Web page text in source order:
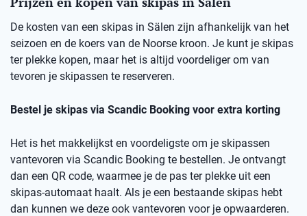
De kosten van een skipas in Sälen zijn afhankelijk van het
seizoen en de koers van de Noorse kroon. Je kunt je skipas
ter plekke kopen, maar het is altijd voordeliger om van
tevoren je skipassen te reserveren.
Bestel je skipas via Scandic Booking voor extra korting
Het is het makkelijkst en voordeligste om je skipassen
vantevoren via Scandic Booking te bestellen. Je ontvangt
dan een QR code, waarmee je de pas ter plekke uit een
skipas-automaat haalt. Als je een bestaande skipas hebt
dan kunnen we deze ook vantevoren voor je opwaarderen.